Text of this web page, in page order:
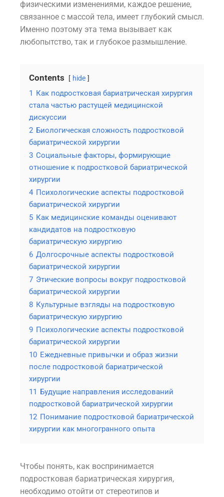
физическими изменениями, каждое решение,
связанное с массой тела, имеет глубокий смысл.
Именно поэтому эта тема вызывает как
любопытство, так и глубокое размышление.
Contents hide
1 Как подростковая бариатрическая хирургия
стала частью растущей медицинской
дискуссии
2 Биологическая сложность подростковой
бариатрической хирургии
3 Социальные факторы, формирующие
отношение к подростковой бариатрической
хирургии
4 Психологические аспекты подростковой
бариатрической хирургии
5 Как медицинские команды оценивают
кандидатов на подростковую
бариатрическую хирургию
6 Долгосрочные аспекты подростковой
бариатрической хирургии
7 Этические вопросы вокруг подростковой
бариатрической хирургии
8 Культурные взгляды на подростковую
бариатрическую хирургию
9 Психологические аспекты подростковой
бариатрической хирургии
10 Ежедневные привычки и образ жизни
после подростковой бариатрической
хирургии
11 Будущие направления исследований
подростковой бариатрической хирургии
12 Понимание подростковой бариатрической
хирургии как многогранного опыта
Чтобы понять, как воспринимается
подростковая бариатрическая хирургия,
необходимо отойти от стереотипов и